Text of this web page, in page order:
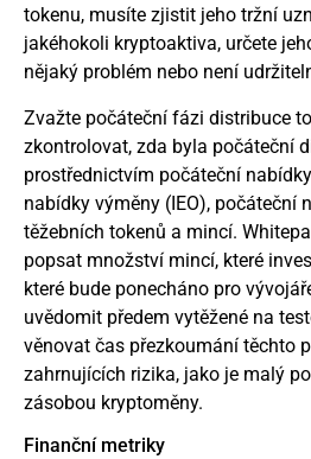
tokenu, musíte zjistit jeho tržní
jakéhokoli kryptoaktiva, určete
nějaký problém nebo není
Zvažte počáteční fázi distribuce
zkontrolovat, zda byla počáteční
prostřednictvím počáteční
nabídky výměny (IEO), počáteční
těžebních tokenů a mincí.
popsat množství mincí, které
které bude ponecháno pro
uvědomit předem vytěžené na
věnovat čas přezkoumání těchto
zahrnujících rizika, jako je malý
zásobou kryptoměny.
Finanční metriky